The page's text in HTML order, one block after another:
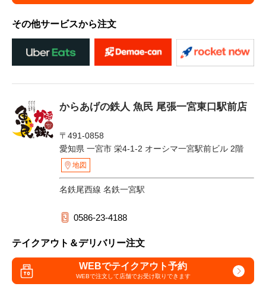
その他サービスから注文
からあげの鉄人 魚民 尾張一宮東口駅前店
〒491-0858
愛知県 一宮市 栄4-1-2 オーシマ一宮駅前ビル 2階
地図
名鉄尾西線 名鉄一宮駅
0586-23-4188
テイクアウト＆デリバリー注文
WEBでテイクアウト予約
WEBで注文して店舗でお受け取りできます